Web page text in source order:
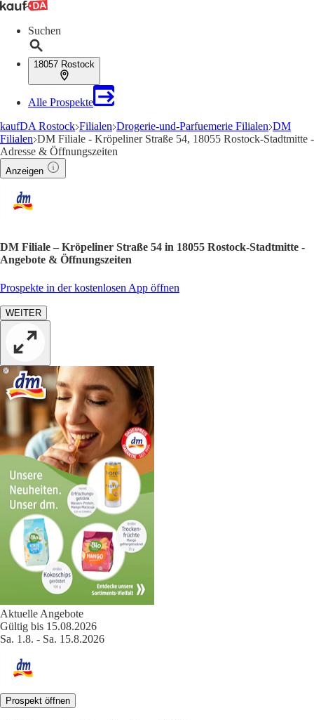
Suchen
18057 Rostock
Alle Prospekte
kaufDA Rostock Filialen Drogerie-und-Parfuemerie Filialen DM
Filialen DM Filiale - Kröpeliner Straße 54, 18055 Rostock-Stadtmitte -
Adresse & Öffnungszeiten
Anzeigen
DM Filiale – Kröpeliner Straße 54 in 18055 Rostock-Stadtmitte -
Angebote & Öffnungszeiten
Prospekte in der kostenlosen App öffnen
WEITER
Aktuelle Angebote
Gültig bis 15.08.2026
Sa. 1.8. - Sa. 15.8.2026
Prospekt öffnen